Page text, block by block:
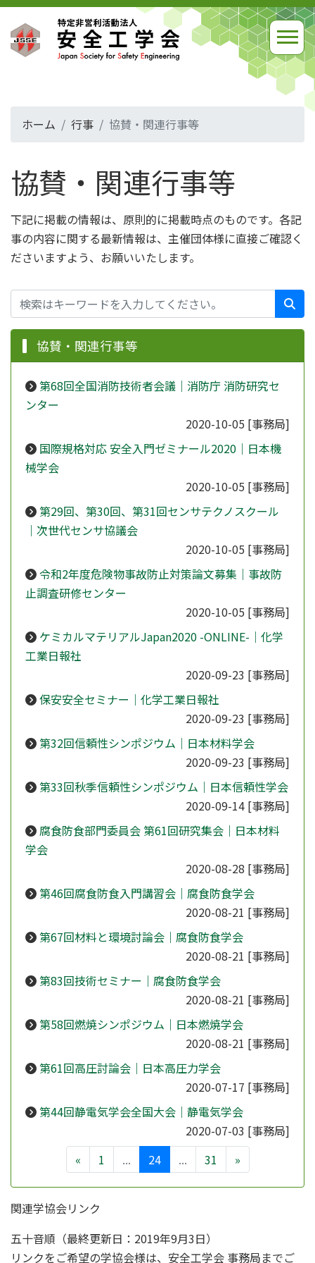
ホーム 行事 協賛・関連行事等
協賛・関連行事等
下記に掲載の情報は、原則的に掲載時点のものです。各記
事の内容に関する最新情報は、主催団体様に直接ご確認く
ださいますよう、お願いいたします。
協賛・関連行事等
第68回全国消防技術者会議｜消防庁 消防研究セ
ンター
2020-10-05 [事務局]
国際規格対応 安全入門ゼミナール2020｜日本機
械学会
2020-10-05 [事務局]
第29回、第30回、第31回センサテクノスクール
｜次世代センサ協議会
2020-10-05 [事務局]
令和2年度危険物事故防止対策論文募集｜事故防
止調査研修センター
2020-10-05 [事務局]
ケミカルマテリアルJapan2020 -ONLINE-｜化学
工業日報社
2020-09-23 [事務局]
保安安全セミナー｜化学工業日報社
2020-09-23 [事務局]
第32回信頼性シンポジウム｜日本材料学会
2020-09-23 [事務局]
第33回秋季信頼性シンポジウム｜日本信頼性学会
2020-09-14 [事務局]
腐食防食部門委員会 第61回研究集会｜日本材料
学会
2020-08-28 [事務局]
第46回腐食防食入門講習会｜腐食防食学会
2020-08-21 [事務局]
第67回材料と環境討論会｜腐食防食学会
2020-08-21 [事務局]
第83回技術セミナー｜腐食防食学会
2020-08-21 [事務局]
第58回燃焼シンポジウム｜日本燃焼学会
2020-08-21 [事務局]
第61回高圧討論会｜日本高圧力学会
2020-07-17 [事務局]
第44回静電気学会全国大会｜静電気学会
2020-07-03 [事務局]
«
1 ... 24 ... 31 »
関連学協会リンク
五十音順（最終更新日：2019年9月3日）
リンクをご希望の学協会様は、安全工学会 事務局までご